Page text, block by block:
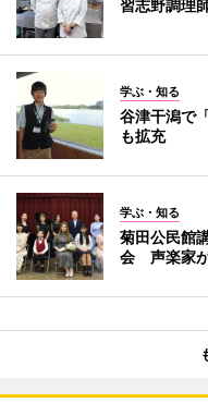
習志野調理
学ぶ・知る
谷津干潟で
も拡充
学ぶ・知る
菊田公民館
会 声楽家